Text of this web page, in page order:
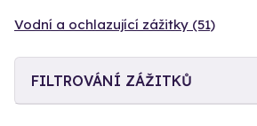
Vodní a ochlazující zážitky (51)
FILTROVÁNÍ ZÁŽITKŮ